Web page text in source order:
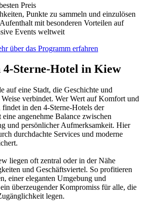
Preis
Punkte zu sammeln und einzulösen
mit besonderen Vorteilen auf
Events weltweit
über das Programm erfahren
4-Sterne-Hotel in Kiew
auf eine Stadt, die Geschichte und
verbindet. Wer Wert auf Komfort und
in den 4-Sterne-Hotels der
angenehme Balance zwischen
und persönlicher Aufmerksamkeit. Hier
durchdachte Services und moderne
liegen oft zentral oder in der Nähe
und Geschäftsviertel. So profitieren
einer eleganten Umgebung und
überzeugender Kompromiss für alle, die
legen.